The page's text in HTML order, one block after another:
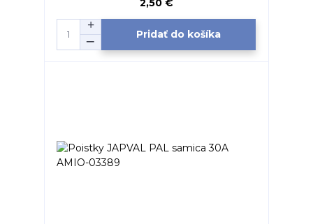
2,50 €
Pridať do košíka